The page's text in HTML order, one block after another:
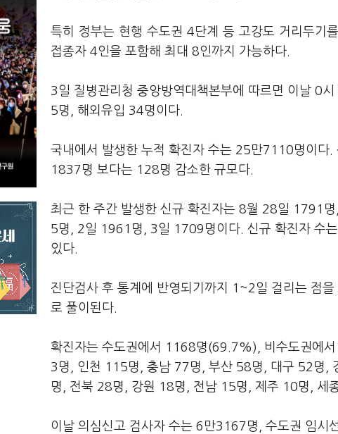
특히 정부는 현행 수도권 4단계 등 고강도 거리두기
접종자 4인을 포함해 최대 8인까지 가능하다.
3일 질병관리청 중앙방역대책본부에 따르면 이날 0
5명, 해외유입 34명이다.
국내에서 발생한 누적 확진자 수는 25만7110명이
1837명 보다는 128명 감소한 규모다.
최근 한 주간 발생한 신규 확진자는 8월 28일
5명, 2일 1961명, 3일 1709명이다. 신규 확진자 수
있다.
진단검사 후 통계에 반영되기까지 1~2일 걸리는 점
로 풀이된다.
확진자는 수도권에서 1168명(69.7%), 비수도권에
3명, 인천 115명, 충남 77명, 부산 58명, 대구 52명,
명, 전북 28명, 강원 18명, 전남 15명, 제주 10명, 세
이날 의심신고 검사자 수는 6만3167명, 수도권 임시